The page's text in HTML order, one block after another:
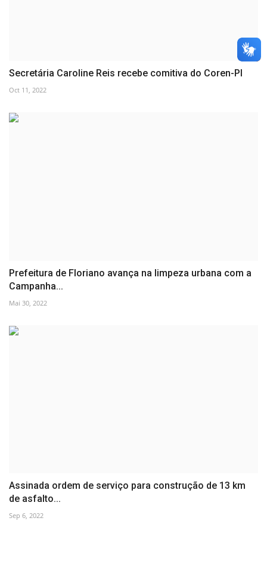
Secretária Caroline Reis recebe comitiva do Coren-PI
Oct 11, 2022
Prefeitura de Floriano avança na limpeza urbana com a
Campanha...
Mai 30, 2022
Assinada ordem de serviço para construção de 13 km
de asfalto...
Sep 6, 2022